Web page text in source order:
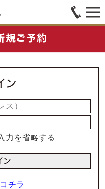
規ご予約
ン
力を省略する
チラ